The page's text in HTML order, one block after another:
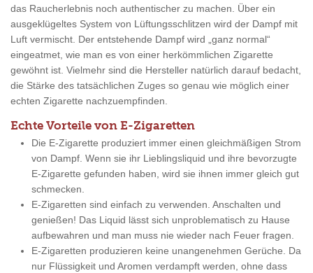
das Raucherlebnis noch authentischer zu machen. Über ein
ausgeklügeltes System von Lüftungsschlitzen wird der Dampf mit
Luft vermischt. Der entstehende Dampf wird „ganz normal“
eingeatmet, wie man es von einer herkömmlichen Zigarette
gewöhnt ist. Vielmehr sind die Hersteller natürlich darauf bedacht,
die Stärke des tatsächlichen Zuges so genau wie möglich einer
echten Zigarette nachzuempfinden.
Echte Vorteile von E-Zigaretten
Die E-Zigarette produziert immer einen gleichmäßigen Strom
von Dampf. Wenn sie ihr Lieblingsliquid und ihre bevorzugte
E-Zigarette gefunden haben, wird sie ihnen immer gleich gut
schmecken.
E-Zigaretten sind einfach zu verwenden. Anschalten und
genießen! Das Liquid lässt sich unproblematisch zu Hause
aufbewahren und man muss nie wieder nach Feuer fragen.
E-Zigaretten produzieren keine unangenehmen Gerüche. Da
nur Flüssigkeit und Aromen verdampft werden, ohne dass